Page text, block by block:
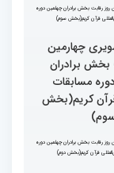
قرآنی
اسلام در
«خیرات